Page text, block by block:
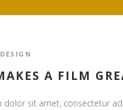
DESIGN
A FILM
dolor sit amet, consectetur